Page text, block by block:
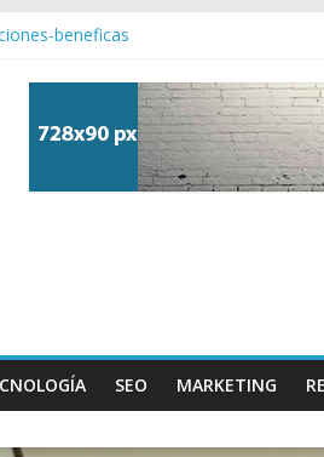
beneficas
de Internet es fundamental para tu
agencia de Branding?
SEO MARKETING